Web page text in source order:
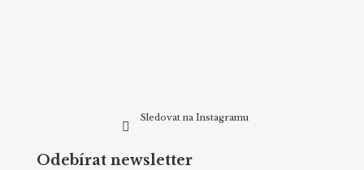
Sledovat na Instagramu
Odebírat newsletter